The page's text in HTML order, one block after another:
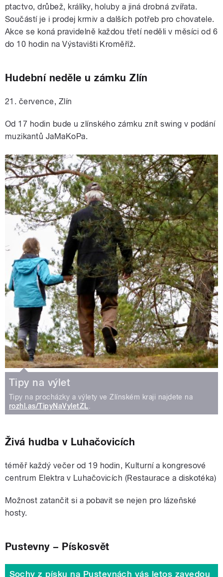
ptactvo, drůbež, králíky, holuby a jiná drobná zvířata.
Součástí je i prodej krmiv a dalších potřeb pro chovatele.
Akce se koná pravidelně každou třetí neděli v měsíci od 6
do 10 hodin na Výstavišti Kroměříž.
Hudební neděle u zámku Zlín
21. července, Zlín
Od 17 hodin bude u zlínského zámku znít swing v podání
muzikantů JaMaKoPa.
Tipy na výlet
Tipy na procházky a výlety ve Zlínském kraji najdete na
rozhl.as/TipyNaVyletZL
Živá hudba v Luhačovicích
téměř každý večer od 19 hodin, Kulturní a kongresové
centrum Elektra v Luhačovicích (Restaurace a diskotéka)
Možnost zatančit si a pobavit se nejen pro lázeňské
hosty.
Pustevny – Pískosvět
Sochy z písku na Pustevnách vás letos zavedou